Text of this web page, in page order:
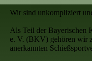
Wir sind unkompliziert
Als Teil der Bayerischen
e. V. (BKV) gehören wir
anerkannten